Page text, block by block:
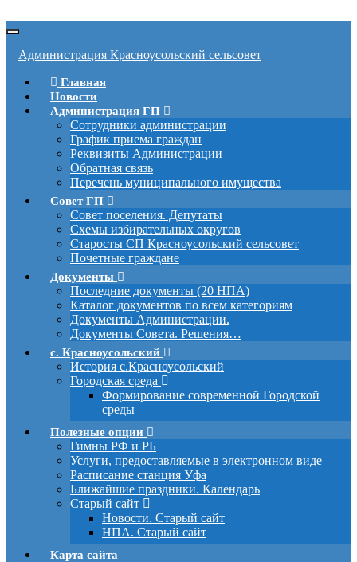
Вкл/
выкл
навигации
Администрация Красноусольский сельсовет
Главная
Новости
Администрация ГП
Сотрудники администрации
График приема граждан
Реквизиты Администрации
Обратная связь
Перечень муниципального имущества
Совет ГП
Совет поселения. Депутаты
Схемы избирательных округов
Старосты СП Красноусольский сельсовет
Почетные граждане
Документы
Последние документы (20 НПА)
Каталог документов по всем категориям
Документы Администрации.
Документы Совета. Решения…
с. Красноусольский
История с.Красноусольский
Городская среда
Формирование современной Городской
среды
Полезные опции
Гимны РФ и РБ
Услуги, предоставляемые в электронном виде
Расписание станция Уфа
Ближайшие праздники. Календарь
Старый сайт
Новости. Старый сайт
НПА. Старый сайт
Карта сайта